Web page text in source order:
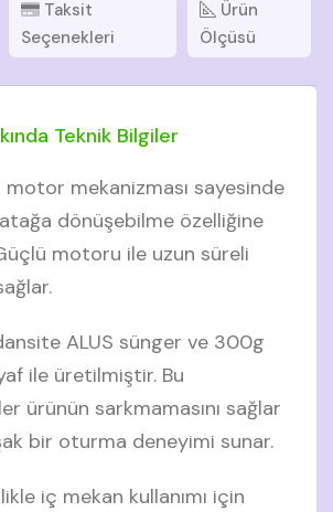
Taksit
Seçenekleri
Ürün
Ölçüsü
Teknik Bilgiler
motor mekanizması sayesinde
dönüşebilme özelliğine
motoru ile uzun süreli
ALUS sünger ve 300g
ile üretilmiştir. Bu
ürünün sarkmamasını sağlar
bir oturma deneyimi sunar.
iç mekan kullanımı için